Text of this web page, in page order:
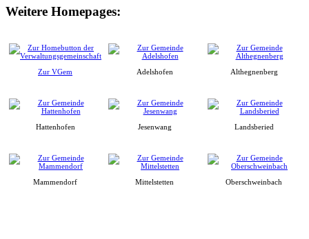
Weitere Homepages:
Zur VGem Adelshofen Althegnenberg
Hattenhofen Jesenwang Landsberied
Mammendorf Mittelstetten Oberschweinbach